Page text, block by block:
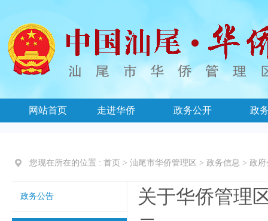
网站首页 走进华侨 政务公开 政
您现在所在的位置 : 首页 > 汕尾市华侨管理区 > 政务信息 > 政府
政务公告
关于华侨管理